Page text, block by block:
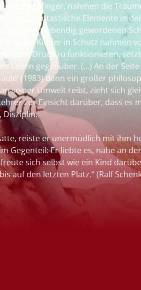
Zeigefinger, nahmen die
phantastische Elemente in
einen lebendig gewordenen
die Kinder in Schutz nahmen
Dem Druck zu funktionieren,
Leben gegenüber. (…) An der
(1983) dann ein großer
seiner Umwelt reibt, zieht sich
zur Einsicht darüber, dass es
Disziplin.
reiste er unermüdlich mit ihm
Gegenteil: Er liebte es, nahe an
sich selbst wie ein Kind
auf den letzten Platz.“ (Ralf